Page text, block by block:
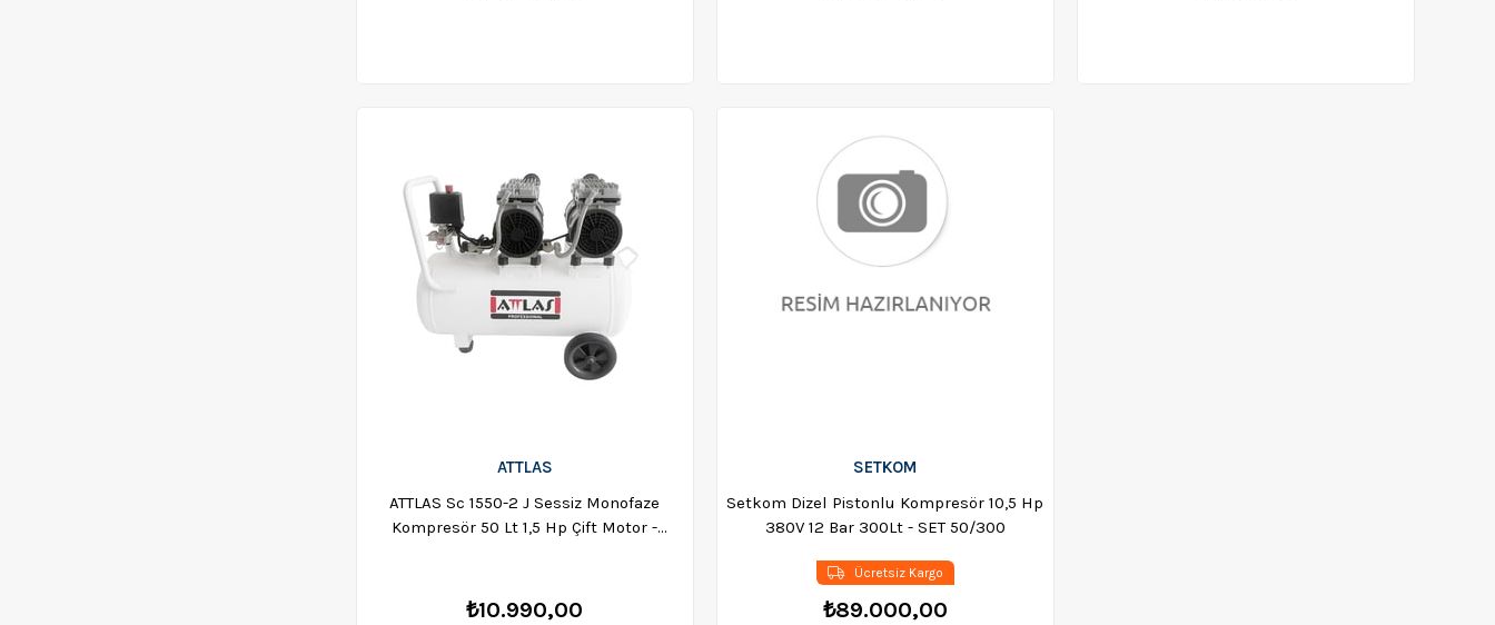
ATTLAS
ATTLAS Sc 1550-2 J Sessiz Monofaze
Kompresör 50 Lt 1,5 Hp Çift Motor -
₺10.990,00
SETKOM
Setkom Dizel Pistonlu Kompresör 10,5 Hp
380V 12 Bar 300Lt - SET 50/300
₺89.000,00
Ücretsiz Kargo